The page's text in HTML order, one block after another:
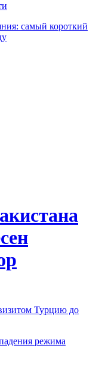
самый короткий
Турцию до
режима